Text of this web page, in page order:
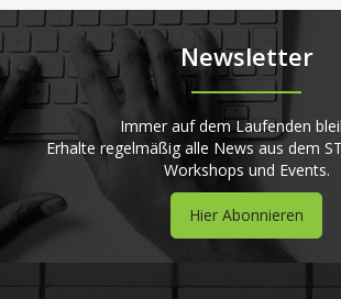
Newsletter
Immer auf dem Laufenden
Erhalte regelmäßig alle News aus dem
Workshops und Events.
Hier Abonnieren